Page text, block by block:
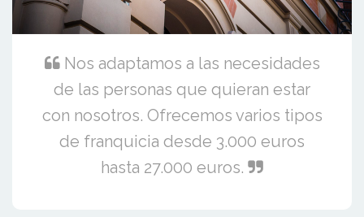
Nos adaptamos a las necesidades
de las personas que quieran estar
con nosotros. Ofrecemos varios tipos
de franquicia desde 3.000 euros
hasta 27.000 euros.